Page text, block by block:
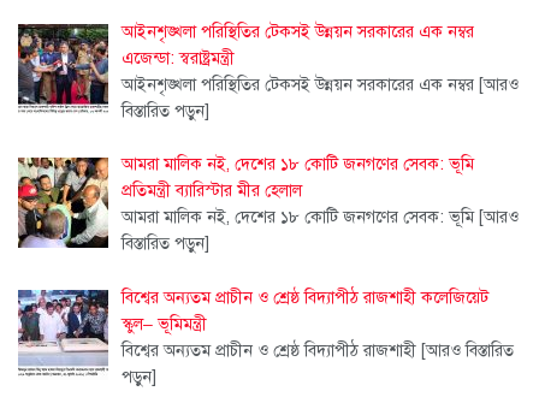
আইনশৃঙ্খলা পরিস্থিতির টেকসই উন্নয়ন সরকারের এক নম্বর
এজেন্ডা: স্বরাষ্ট্রমন্ত্রী
আইনশৃঙ্খলা পরিস্থিতির টেকসই উন্নয়ন সরকারের এক নম্বর [আরও
বিস্তারিত পড়ুন]
আমরা মালিক নই, দেশের ১৮ কোটি জনগণের সেবক: ভূমি
প্রতিমন্ত্রী ব্যারিস্টার মীর হেলাল
আমরা মালিক নই, দেশের ১৮ কোটি জনগণের সেবক: ভূমি [আরও
বিস্তারিত পড়ুন]
বিশ্বের অন্যতম প্রাচীন ও শ্রেষ্ঠ বিদ্যাপীঠ রাজশাহী কলেজিয়েট
স্কুল– ভূমিমন্ত্রী
বিশ্বের অন্যতম প্রাচীন ও শ্রেষ্ঠ বিদ্যাপীঠ রাজশাহী [আরও বিস্তারিত
পড়ুন]